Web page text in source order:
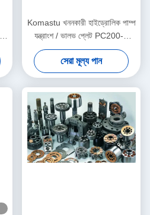
Komastu খননকারী হাইড্রোলিক পাম্প
যন্ত্রাংশ / ভালভ প্লেট PC200-7
PC220 কাস্টমাইজড
সেরা মূল্য পান